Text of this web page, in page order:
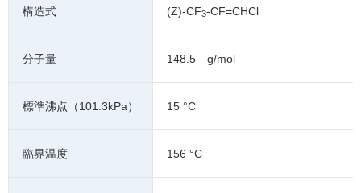
構造式 (Z)-CF3-CF=CHCl
分子量 148.5 g/mol
標準沸点（101.3kPa） 15 °C
臨界温度 156 °C